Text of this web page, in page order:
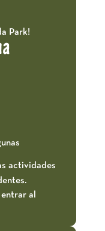
Park!
actividades
al